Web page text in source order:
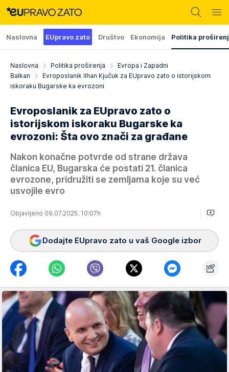
Naslovna EUpravo zato Društvo Ekonomija Politika
Naslovna Politika proširenja
Evropa i Zapadni
Balkan
Evroposlanik Ilhan Kjučuk za EUpravo zato o istorijskom
iskoraku Bugarske ka evrozoni
Evroposlanik za EUpravo zato o
istorijskom iskoraku Bugarske ka
evrozoni: Šta ovo znači za građane
Nakon konačne potvrde od strane država
članica EU, Bugarska će postati 21. članica
evrozone, pridružiti se zemljama koje su već
usvojile evro
Objavljeno 09.07.2025. 10:07h
Dodajte EUpravo zato u vaš Google izbor